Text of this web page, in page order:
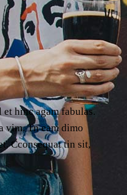
hinc agam fabulas.
vim. Tn eam dimo
Cconsequat tin sit,